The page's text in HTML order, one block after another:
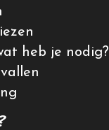
heb je nodig?